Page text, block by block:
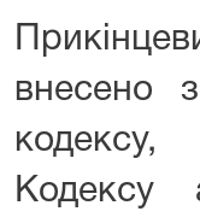
внесено
кодексу,
Кодексу